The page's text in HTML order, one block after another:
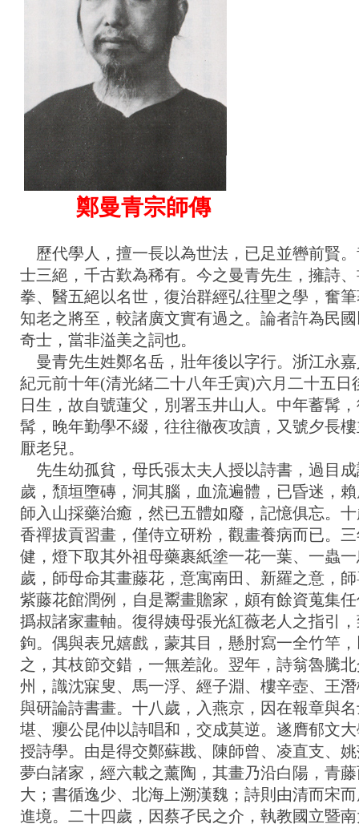
鄭曼青宗師傳
歷代學人，擅一長以為世法，已足並轡前賢
士三絕，千古歎為稀有。今之曼青先生，擁詩
拳、醫五絕以名世，復治群經弘往聖之學，奮
知老之將至，較諸廣文實有過之。論者許為民
奇士，當非溢美之詞也。
曼青先生姓鄭名岳，壯年後以字行。浙江永
紀元前十年(清光緒二十八年壬寅)六月二十五日
日生，故自號蓮父，別署玉井山人。中年蓄髯
髯，晚年勤學不綴，往往徹夜攻讀，又號夕長
厭老兒。
先生幼孤貧，母氏張太夫人授以詩書，過目
歲，頹垣墮磚，洞其腦，血流遍體，已昏迷，
師入山採藥治癒，然已五體如廢，記憶俱忘。
香禪拔貢習畫，僅侍立研粉，觀畫養病而已。
健，燈下取其外祖母藥裹紙塗一花一葉、一蟲
歲，師母命其畫藤花，意寓南田、新羅之意，
紫藤花館潤例，自是鬻畫贍家，頗有餘資蒐集
撝叔諸家畫軸。復得姨母張光紅薇老人之指引
鉤。偶與表兄嬉戲，蒙其目，懸肘寫一全竹竿
之，其枝節交錯，一無差訛。翌年，詩翁魯騰
州，識沈寐叟、馬一浮、經子淵、樓辛壺、王
與研論詩書畫。十八歲，入燕京，因在報章與
堪、癭公昆仲以詩唱和，交成莫逆。遂膺郁文
授詩學。由是得交鄭蘇戡、陳師曾、凌直支、
夢白諸家，經六載之薰陶，其畫乃沿白陽，青
大；書循逸少、北海上溯漢魏；詩則由清而宋
進境。二十四歲，因蔡孑民之介，執教國立暨